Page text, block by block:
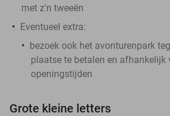
met z'n tweeën
Eventueel extra:
bezoek ook het avonturenpark
plaatse te betalen en afhankelijk
openingstijden
Grote kleine letters